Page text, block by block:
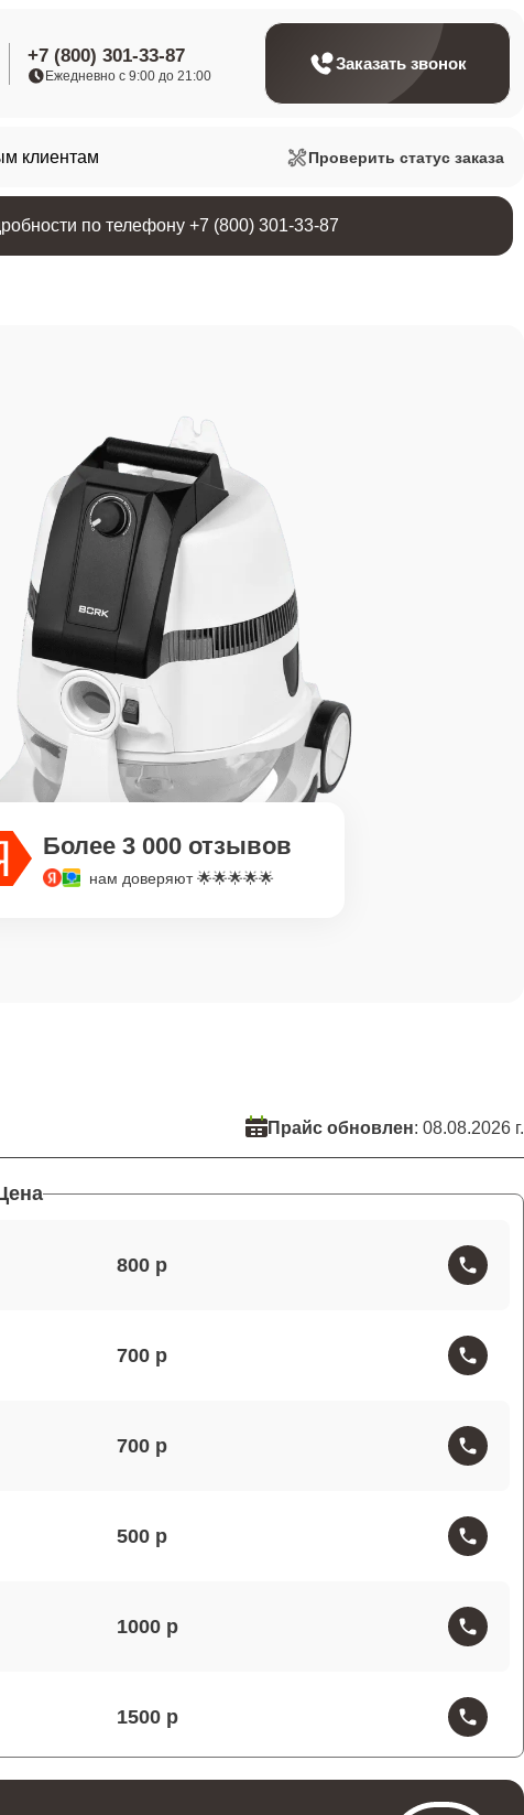
+7 (800) 301-33-87
Ежедневно с 9:00 до 21:00
Заказать звонок
клиентам Проверить статус заказа
по телефону +7 (800) 301-33-87
Более 3 000 отзывов
нам доверяют 🌟🌟🌟🌟🌟
Прайс обновлен: 08.08.2026 г.
800
700
700
500
1000
1500